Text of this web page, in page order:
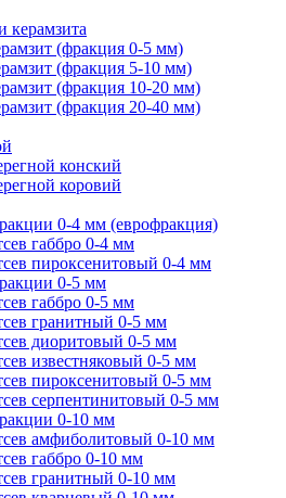
керамзита
(фракция 0-5 мм)
(фракция 5-10 мм)
(фракция 10-20 мм)
(фракция 20-40 мм)
конский
коровий
0-4 мм (еврофракция)
габбро 0-4 мм
пироксенитовый 0-4 мм
0-5 мм
габбро 0-5 мм
гранитный 0-5 мм
диоритовый 0-5 мм
известняковый 0-5 мм
пироксенитовый 0-5 мм
серпентинитовый 0-5 мм
0-10 мм
амфиболитовый 0-10 мм
габбро 0-10 мм
гранитный 0-10 мм